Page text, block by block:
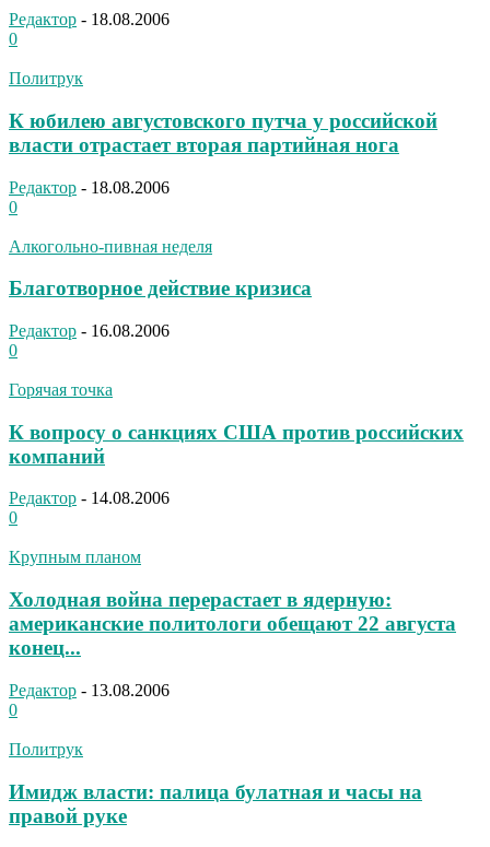
Редактор - 18.08.2006
0
Политрук
К юбилею августовского путча у российской
власти отрастает вторая партийная нога
Редактор - 18.08.2006
0
Алкогольно-пивная неделя
Благотворное действие кризиса
Редактор - 16.08.2006
0
Горячая точка
К вопросу о санкциях США против российских
компаний
Редактор - 14.08.2006
0
Крупным планом
Холодная война перерастает в ядерную:
американские политологи обещают 22 августа
конец...
Редактор - 13.08.2006
0
Политрук
Имидж власти: палица булатная и часы на
правой руке